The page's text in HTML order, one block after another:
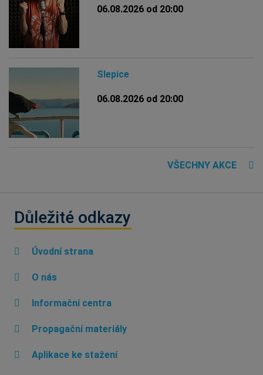
06.08.2026 od 20:00
Slepice
06.08.2026 od 20:00
VŠECHNY AKCE
Důležité odkazy
Úvodní strana
O nás
Informační centra
Propagační materiály
Aplikace ke stažení